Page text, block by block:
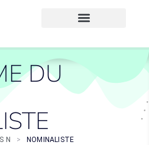
DU
N > NOMINALISTE